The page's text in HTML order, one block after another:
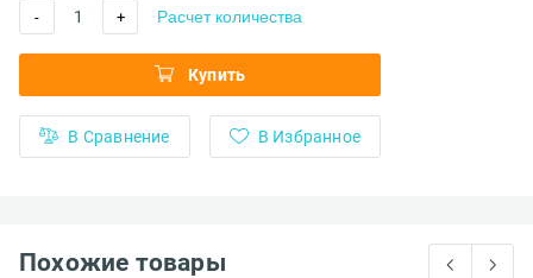
- 1 + Расчет количества
Купить
В Сравнение В Избранное
Похожие товары